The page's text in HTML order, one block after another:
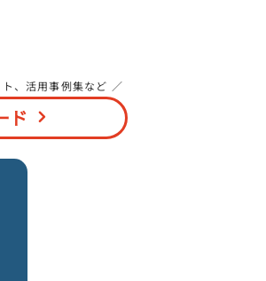
、活用事例集など ／
ド